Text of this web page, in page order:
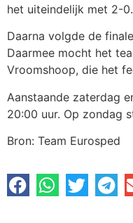
het uiteindelijk met 2-0.
Daarna volgde de
Daarmee mocht het
Vroomshoop, die het
Aanstaande zaterdag
20:00 uur. Op zondag
Bron: Team Eurosped